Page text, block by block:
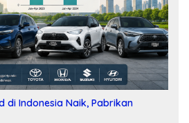
di Indonesia Naik, Pabrikan